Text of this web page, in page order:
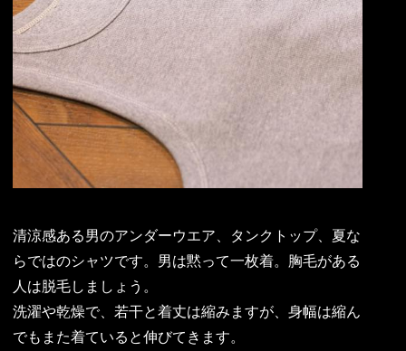
清涼感ある男のアンダーウエア、タンクトップ、夏な
らではのシャツです。男は黙って一枚着。胸毛がある
人は脱毛しましょう。
洗濯や乾燥で、若干と着丈は縮みますが、身幅は縮ん
でもまた着ていると伸びてきます。